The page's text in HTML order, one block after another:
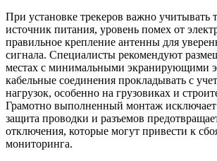
При установке трекеров важно учитывать
источник питания, уровень помех от
правильное крепление антенны для
сигнала. Специалисты рекомендуют
местах с минимальными экранирующими
кабельные соединения прокладывать с
нагрузок, особенно на грузовиках и
Грамотно выполненный монтаж исключает
защита проводки и разъемов
отключения, которые могут привести к
мониторинга.